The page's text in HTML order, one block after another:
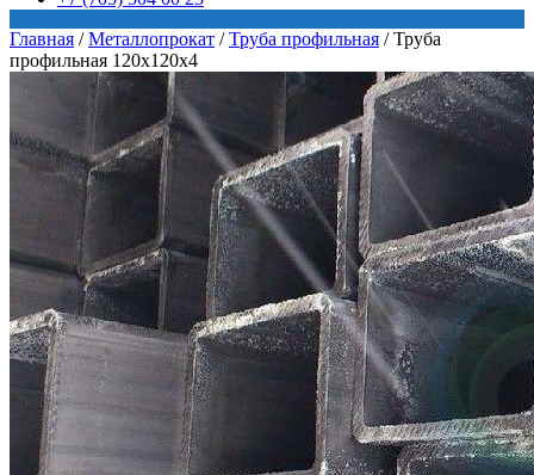
Главная / Металлопрокат / Труба профильная /Труба
профильная 120х120х4